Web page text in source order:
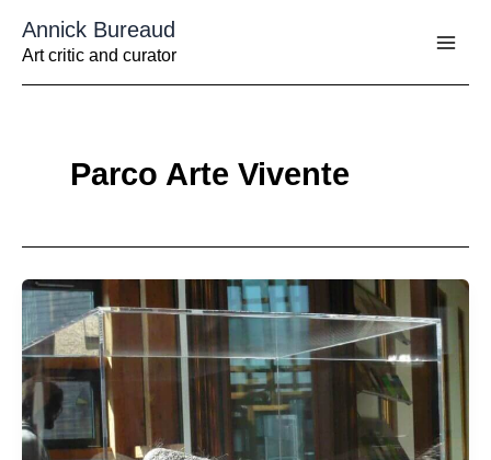
contenu
Annick Bureaud
Art critic and curator
Parco Arte Vivente